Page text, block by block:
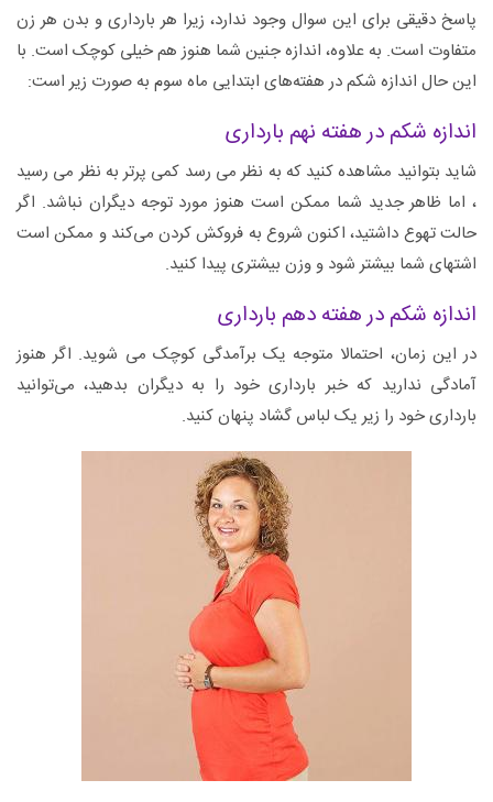
پاسخ دقیقی برای این سوال وجود ندارد، زیرا هر بارداری و بدن هر زن
متفاوت است. به علاوه، اندازه جنین شما هنوز هم خیلی کوچک است. با
این حال اندازه شکم در هفته‌های ابتدایی ماه سوم به صورت زیر است:
اندازه شکم در هفته نهم بارداری
شاید بتوانید مشاهده کنید که به نظر می رسد کمی پرتر به نظر می رسید
، اما ظاهر جدید شما ممکن است هنوز مورد توجه دیگران نباشد. اگر
حالت تهوع داشتید، اکنون شروع به فروکش کردن می‌کند و ممکن است
اشتهای شما بیشتر شود و وزن بیشتری پیدا کنید.
اندازه شکم در هفته دهم بارداری
در این زمان، احتمالا متوجه یک برآمدگی کوچک می شوید. اگر هنوز
آمادگی ندارید که خبر بارداری خود را به دیگران بدهید، می‌توانید
بارداری خود را زیر یک لباس گشاد پنهان کنید.